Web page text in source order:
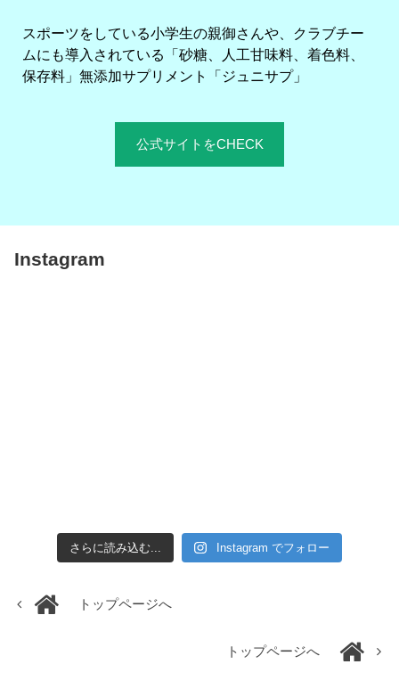
スポーツをしている小学生の親御さんや、クラブチー
ムにも導入されている「砂糖、人工甘味料、着色料、
保存料」無添加サプリメント「ジュニサプ」
公式サイトをCHECK
Instagram
さらに読み込む... Instagram でフォロー
トップページへ
トップページへ